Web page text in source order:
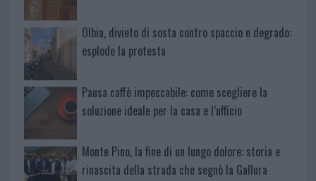
Olbia, divieto di sosta contro spaccio e degrado:
esplode la protesta
Pausa caffè impeccabile: come scegliere la
soluzione ideale per la casa e l’ufficio
Monte Pino, la fine di un lungo dolore: storia e
rinascita della strada che segnò la Gallura